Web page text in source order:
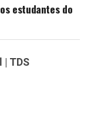
estudantes do
| TDS